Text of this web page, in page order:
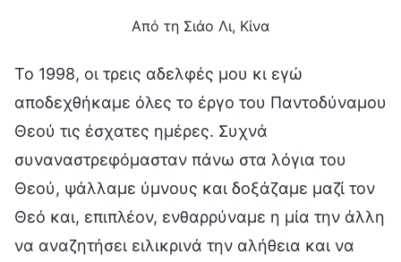
Από τη Σιάο Λι, Κίνα
Το 1998, οι τρεις αδελφές μου κι εγώ
αποδεχθήκαμε όλες το έργο του Παντοδύναμου
Θεού τις έσχατες ημέρες. Συχνά
συναναστρεφόμασταν πάνω στα λόγια του
Θεού, ψάλλαμε ύμνους και δοξάζαμε μαζί τον
Θεό και, επιπλέον, ενθαρρύναμε η μία την άλλη
να αναζητήσει ειλικρινά την αλήθεια και να